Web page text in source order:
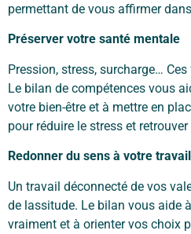
permettant de vous affirmer
Préserver votre santé mentale
Pression, stress, surcharge…
Le bilan de compétences vous
votre bien-être et à mettre en
pour réduire le stress et
Redonner du sens à votre travail
Un travail déconnecté de vos
de lassitude. Le bilan vous aide
vraiment et à orienter vos choix